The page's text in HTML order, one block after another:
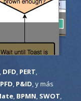
DFD PERT
PFD P&ID , y más
, BPMN SWOT